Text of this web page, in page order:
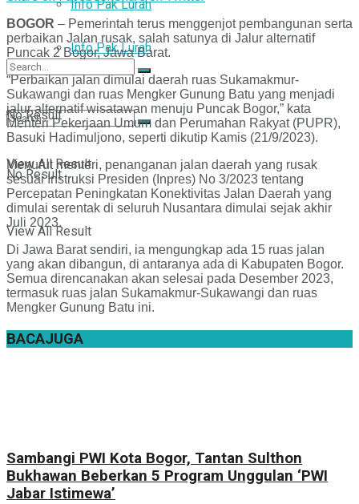
Info Pak Lurah
No Result
View All Result
Info Pak Lurah
No Result
View All Result
BOGOR – Pemerintah terus menggenjot pembangunan serta
perbaikan Jalan rusak, salah satunya di Jalur alternatif
Puncak 2 Bogor, Jawa Barat.
“Perbaikan jalan dimulai daerah ruas Sukamakmur-
Sukawangi dan ruas Mengker Gunung Batu yang menjadi
jalur alternatif wisatawan menuju Puncak Bogor,” kata
Menteri Pekerjaan Umum dan Perumahan Rakyat (PUPR),
Basuki Hadimuljono, seperti dikutip Kamis (21/9/2023).
Menurut menteri, penanganan jalan daerah yang rusak
sesuai Instruksi Presiden (Inpres) No 3/2023 tentang
Percepatan Peningkatan Konektivitas Jalan Daerah yang
dimulai serentak di seluruh Nusantara dimulai sejak akhir
Juli 2023.
Di Jawa Barat sendiri, ia mengungkap ada 15 ruas jalan
yang akan dibangun, di antaranya ada di Kabupaten Bogor.
Semua direncanakan akan selesai pada Desember 2023,
termasuk ruas jalan Sukamakmur-Sukawangi dan ruas
Mengker Gunung Batu ini.
BACAJUGA
Sambangi PWI Kota Bogor, Tantan Sulthon
Bukhawan Beberkan 5 Program Unggulan ‘PWI
Jabar Istimewa’